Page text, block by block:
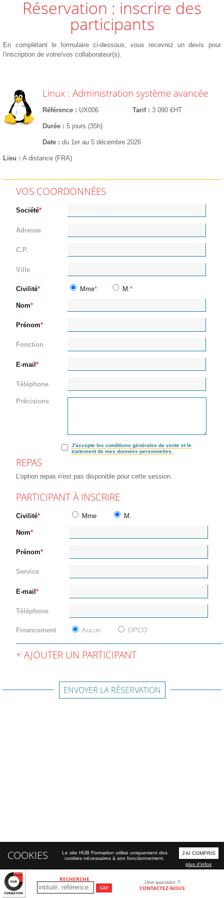
RECHERCHE Une question ?
CONTACTEZ-NOUS
Réservation : inscrire des
participants
En complétant le formulaire ci-dessous, vous recevrez un devis pour
l'inscription de votre/vos collaborateur(s).
Linux : Administration système avancée
Référence UX006 Tarif 3 090 €HT
Durée 5 jours (35h)
Date du 1er au 5 décembre 2026
Lieu A distance (FRA)
VOS COORDONNÉES
Société
Adresse
C.P.
Ville
Civilité Mme M.
Nom
Prénom
Fonction
E-mail
Téléphone
Précisions
J'accepte les conditions générales de vente et le
traitement de mes données personnelles.
REPAS
L'option repas n'est pas disponible pour cette session.
PARTICIPANT À INSCRIRE
Civilité Mme M.
Nom
Prénom
Service
E-mail
Téléphone
Financement Aucun OPCO
AJOUTER UN PARTICIPANT
ENVOYER LA RÉSERVATION
COOKIES
Le site HUB Formation utilise uniquement des
cookies nécessaires à son fonctionnement.
J'AI COMPRIS
plus d'infos